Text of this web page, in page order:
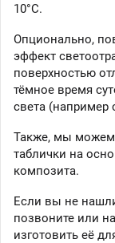
10°C.
Опционально,
эффект
поверхностью
тёмное время
света (например
Также, мы можем
таблички на
композита.
Если вы не
позвоните или
изготовить её